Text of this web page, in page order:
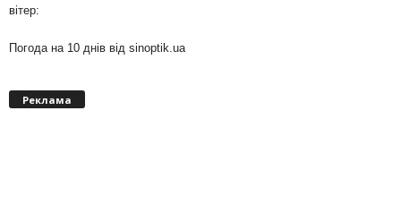
вітер:
Погода на 10 днів від sinoptik.ua
Реклама